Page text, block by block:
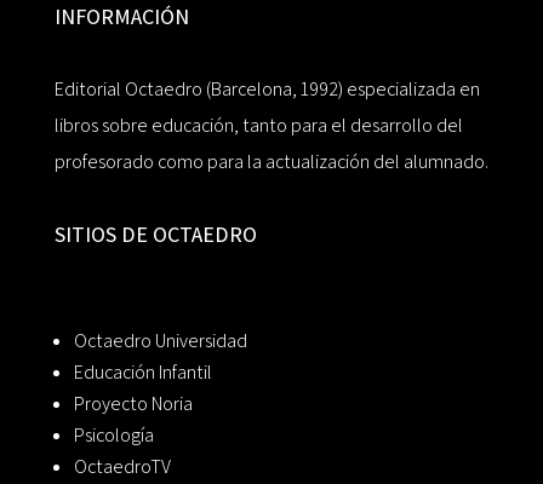
INFORMACIÓN
Editorial Octaedro (Barcelona, 1992) especializada en
libros sobre educación, tanto para el desarrollo del
profesorado como para la actualización del alumnado.
SITIOS DE OCTAEDRO
Octaedro Universidad
Educación Infantil
Proyecto Noria
Psicología
OctaedroTV